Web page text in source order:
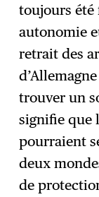
toujours été
autonomie
retrait des
trouver un
signifie que
pourraient
deux
de